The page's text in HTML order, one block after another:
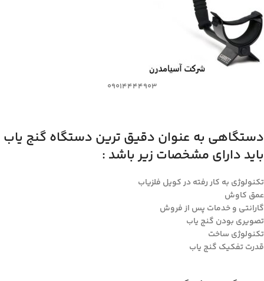
09014444903
دستگاهی به عنوان دقیق ترین دستگاه گنج یاب
باید دارای مشخصات زیر باشد :
تکنولوژی به کار رفته در کویل فلزیاب
عمق کاوش
گارانتی و خدمات پس از فروش
تصویری بودن گنج یاب
تکنولوژی ساخت
قدرت تفکیک گنج یاب